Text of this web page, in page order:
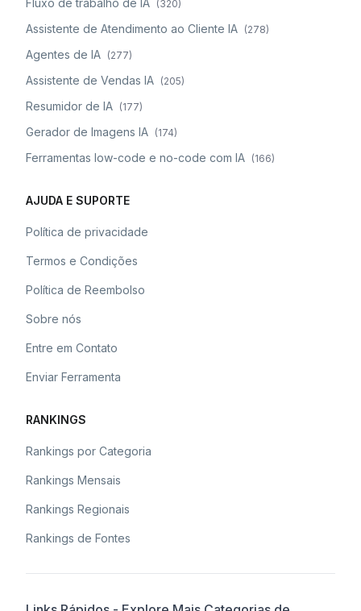
Fluxo de trabalho de IA (320)
Assistente de Atendimento ao Cliente IA (278)
Agentes de IA (277)
Assistente de Vendas IA (205)
Resumidor de IA (177)
Gerador de Imagens IA (174)
Ferramentas low-code e no-code com IA (166)
AJUDA E SUPORTE
Política de privacidade
Termos e Condições
Política de Reembolso
Sobre nós
Entre em Contato
Enviar Ferramenta
RANKINGS
Rankings por Categoria
Rankings Mensais
Rankings Regionais
Rankings de Fontes